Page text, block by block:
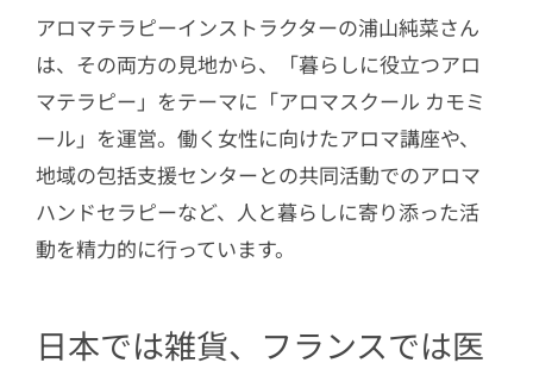
アロマテラピーインストラクターの浦山純菜さん
は、その両方の見地から、「暮らしに役立つアロ
マテラピー」をテーマに「アロマスクール カモミ
ール」を運営。働く女性に向けたアロマ講座や、
地域の包括支援センターとの共同活動でのアロマ
ハンドセラピーなど、人と暮らしに寄り添った活
動を精力的に行っています。
日本では雑貨、フランスでは医